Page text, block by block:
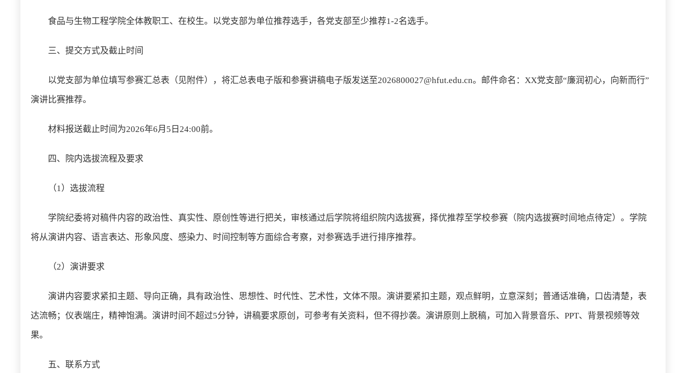
食品与生物工程学院全体教职工、在校生。以党支部为单位推荐选手，各党支部至少推荐1-2名选手。
三、提交方式及截止时间
以党支部为单位填写参赛汇总表（见附件），将汇总表电子版和参赛讲稿电子版发送至2026800027@hfut.edu.cn。邮件命名：XX党支部“廉润初心，向新而行”
演讲比赛推荐。
材料报送截止时间为2026年6月5日24:00前。
四、院内选拔流程及要求
（1）选拔流程
学院纪委将对稿件内容的政治性、真实性、原创性等进行把关，审核通过后学院将组织院内选拔赛，择优推荐至学校参赛（院内选拔赛时间地点待定）。学院
将从演讲内容、语言表达、形象风度、感染力、时间控制等方面综合考察，对参赛选手进行排序推荐。
（2）演讲要求
演讲内容要求紧扣主题、导向正确，具有政治性、思想性、时代性、艺术性，文体不限。演讲要紧扣主题，观点鲜明，立意深刻；普通话准确，口齿清楚，表
达流畅；仪表端庄，精神饱满。演讲时间不超过5分钟，讲稿要求原创，可参考有关资料，但不得抄袭。演讲原则上脱稿，可加入背景音乐、PPT、背景视频等效
果。
五、联系方式